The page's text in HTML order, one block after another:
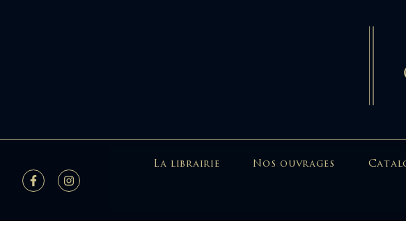
La librairie Nos ouvrages